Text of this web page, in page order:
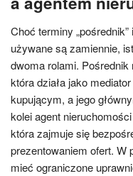
Choć terminy
używane są zamiennie,
dwoma rolami.
która działa jako
kupującym, a jego
kolei agent
która zajmuje się
prezentowaniem ofert. W
mieć ograniczone